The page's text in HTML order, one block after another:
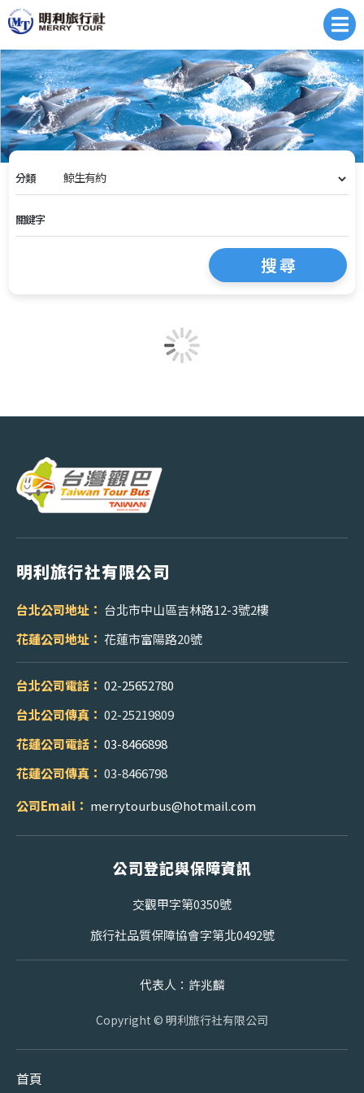
分類
關鍵字
搜 尋
明利旅行社有限公司
台北公司地址： 台北市中山區吉林路12-3號2樓
花蓮公司地址： 花蓮市富陽路20號
台北公司電話： 02-25652780
台北公司傳真： 02-25219809
花蓮公司電話： 03-8466898
花蓮公司傳真： 03-8466798
公司Email： merrytourbus@hotmail.com
公司登記與保障資訊
交觀甲字第0350號
旅行社品質保障協會字第北0492號
代表人：許兆麟
Copyright © 明利旅行社有限公司
首頁